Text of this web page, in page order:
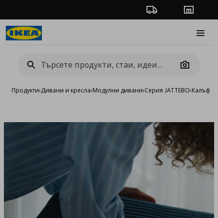
Проследяване на
Camera
Продукти›Дивани и кресла›Модулни дивани›Серия JATTEBO›Калъфи